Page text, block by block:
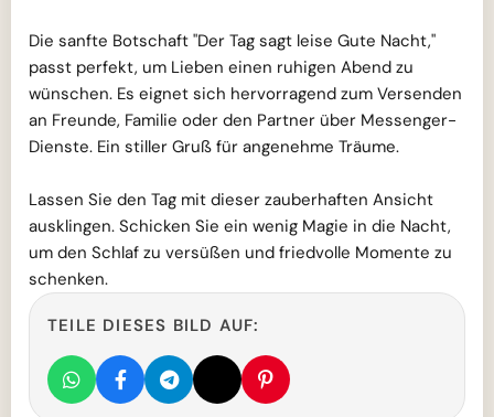
Die sanfte Botschaft "Der Tag sagt leise Gute Nacht,"
passt perfekt, um Lieben einen ruhigen Abend zu
wünschen. Es eignet sich hervorragend zum Versenden
an Freunde, Familie oder den Partner über Messenger-
Dienste. Ein stiller Gruß für angenehme Träume.
Lassen Sie den Tag mit dieser zauberhaften Ansicht
ausklingen. Schicken Sie ein wenig Magie in die Nacht,
um den Schlaf zu versüßen und friedvolle Momente zu
schenken.
TEILE DIESES BILD AUF: